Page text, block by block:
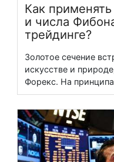
Как
и числа
трейдинге?
Золотое сечение
искусстве и
Форекс. На